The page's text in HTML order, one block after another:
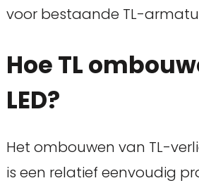
voor bestaande TL-
Hoe TL
LED?
Het ombouwen van TL-
is een relatief eenvoudig